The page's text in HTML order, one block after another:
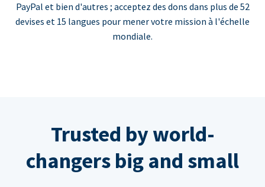
PayPal et bien d'autres ; acceptez des dons dans plus de 52
devises et 15 langues pour mener votre mission à l'échelle
mondiale.
Trusted by world-
changers big and small